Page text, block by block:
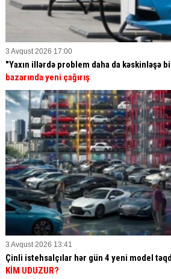
3 Avqust 2026 17:00
"Yaxın illərdə problem daha da kəskinləşə
bazarında yeni çağırış
3 Avqust 2026 13:41
Çinli istehsalçılar hər gün 4 yeni model
KİM UDUZUR?